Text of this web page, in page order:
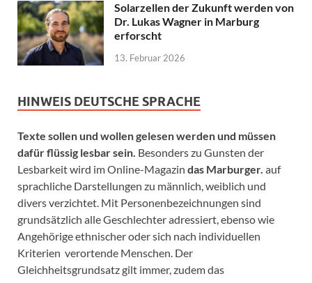
Solarzellen der Zukunft werden von
Dr. Lukas Wagner in Marburg
erforscht
13. Februar 2026
HINWEIS DEUTSCHE SPRACHE
Texte sollen und wollen gelesen werden und müssen
dafür flüssig lesbar sein. Besonders zu Gunsten der
Lesbarkeit wird im Online-Magazin das Marburger. auf
sprachliche Darstellungen zu männlich, weiblich und
divers verzichtet. Mit Personenbezeichnungen sind
grundsätzlich alle Geschlechter adressiert, ebenso wie
Angehörige ethnischer oder sich nach individuellen
Kriterien verortende Menschen. Der
Gleichheitsgrundsatz gilt immer, zudem das